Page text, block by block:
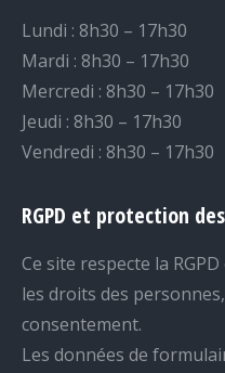
new
window
Lundi : 8h30 – 17h30
Mardi : 8h30 – 17h30
Mercredi : 8h30 – 17h30
Jeudi : 8h30 – 17h30
Vendredi : 8h30 – 17h30
RGPD et protection
Ce site respecte la
les droits des
consentement.
Les données de